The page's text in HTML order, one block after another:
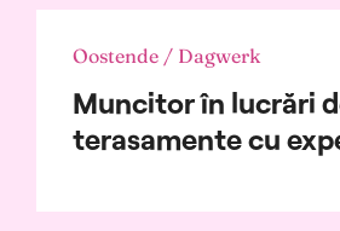
Oostende / Dagwerk
Muncitor în lucrări
terasamente cu